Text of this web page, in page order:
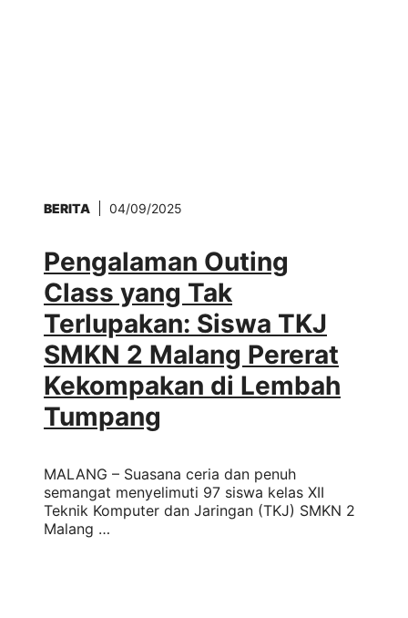
BERITA 04/09/2025
Pengalaman Outing
Class yang Tak
Terlupakan: Siswa TKJ
SMKN 2 Malang Pererat
Kekompakan di Lembah
Tumpang
MALANG – Suasana ceria dan penuh
semangat menyelimuti 97 siswa kelas XII
Teknik Komputer dan Jaringan (TKJ) SMKN 2
Malang …